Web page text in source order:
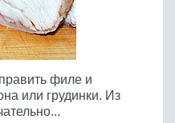
филе и
или грудинки. Из